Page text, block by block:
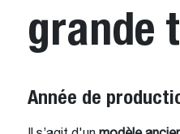
grande
Année de